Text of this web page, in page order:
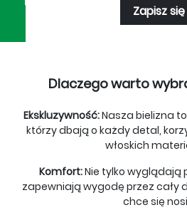
Zapisz się
Dlaczego warto
Ekskluzywność:Nasza bielizna
którzy dbają o każdy detal,
włoskich
Komfort:Nie tylko wyglądają
zapewniają wygodę przez cały
chce się